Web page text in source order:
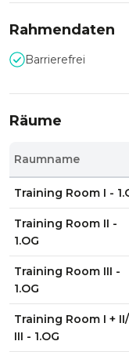
Rahmendaten
Barrierefrei
Räume
Raumname
Training Room I -
Training Room II -
1.OG
Training Room III -
1.OG
Training Room I +
III - 1.OG